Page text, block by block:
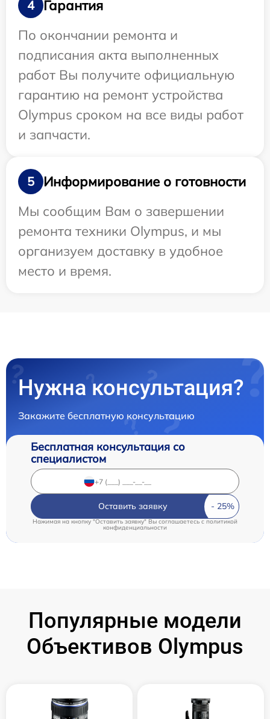
4
Гарантия
По окончании ремонта и
подписания акта выполненных
работ Вы получите официальную
гарантию на ремонт устройства
Olympus сроком на все виды работ
и запчасти.
5
Информирование о готовности
Мы сообщим Вам о завершении
ремонта техники Olympus, и мы
организуем доставку в удобное
место и время.
Нужна консультация?
Закажите бесплатную консультацию
Бесплатная консультация со
специалистом
Оставить заявку
Нажимая на кнопку "Оставить заявку" Вы соглашаетесь c политикой
конфиденциальности
Популярные модели
Объективов Olympus